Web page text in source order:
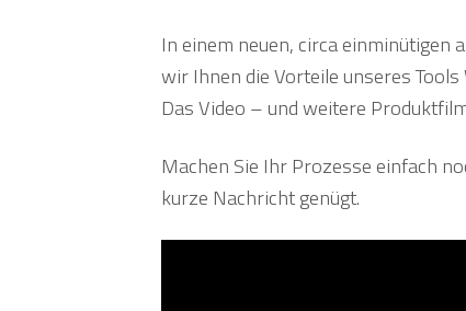
In einem neuen, circa einminütigen
wir Ihnen die Vorteile unseres
Das Video – und weitere
Machen Sie Ihr Prozesse einfach
kurze Nachricht genügt.